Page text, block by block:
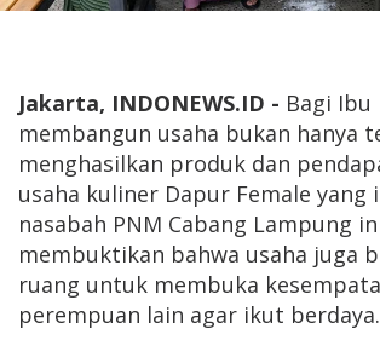
Jakarta, INDONEWS.ID - Bagi Ibu
membangun usaha bukan hanya
menghasilkan produk dan
usaha kuliner Dapur Female yang
nasabah PNM Cabang Lampung
membuktikan bahwa usaha juga
ruang untuk membuka
perempuan lain agar ikut berdaya.